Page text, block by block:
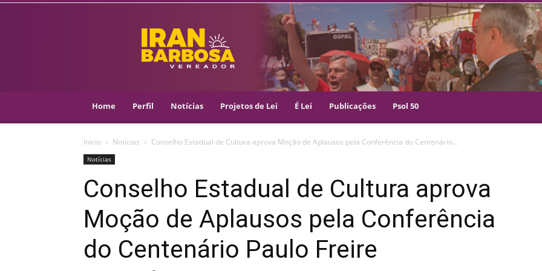
IRAN
BARBOSA
–
VEREADOR
–
Home Perfil Notícias Projetos de Lei É Lei Publicações Psol 50
Início Notícias Conselho Estadual de Cultura aprova Moção de Aplausos pela Conferência do Centenário...
Notícias
Conselho Estadual de Cultura aprova
Moção de Aplausos pela Conferência
do Centenário Paulo Freire